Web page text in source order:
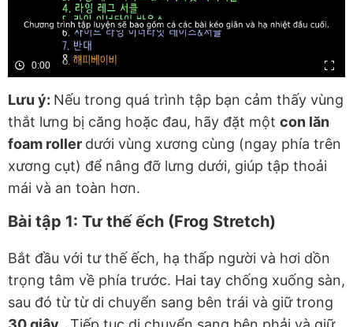
0:00
Lưu ý: Nếu trong quá trình tập bạn cảm thấy vùng
thắt lưng bị căng hoặc đau, hãy đặt một con lăn
foam roller dưới vùng xương cùng (ngay phía trên
xương cụt) để nâng đỡ lưng dưới, giúp tập thoải
mái và an toàn hơn.
Bài tập 1: Tư thế ếch (Frog Stretch)
Bắt đầu với tư thế ếch, hạ thấp người và hơi dồn
trọng tâm về phía trước. Hai tay chống xuống sàn,
sau đó từ từ di chuyển sang bên trái và giữ trong